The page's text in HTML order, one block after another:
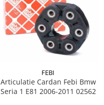
FEBI
Articulatie Cardan Febi Bmw
Seria 1 E81 2006-2011 02562